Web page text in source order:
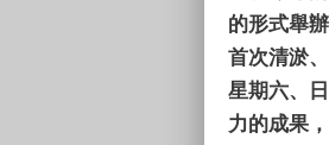
的形式舉
首次清淤
星期六、
力的成果